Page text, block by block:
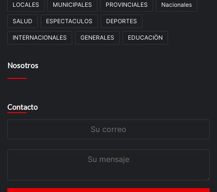
LOCALES MUNICIPALES PROVINCIALES Nacionales
SALUD ESPECTACULOS DEPORTES
INTERNACIONALES GENERALES EDUCACIÒN
Nosotros
Contacto